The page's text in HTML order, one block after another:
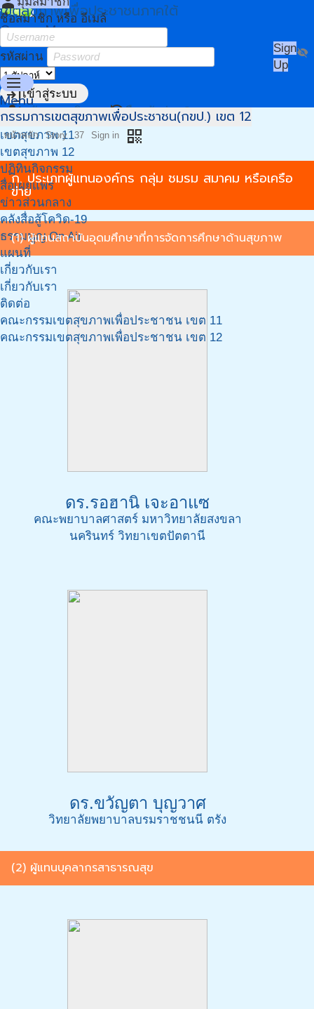
เขตสุขภาพเพื่อประชาชนภาคใต้
Owner Menu
ชื่อสมาชิก หรือ อีเมล์
รหัสผ่าน visibility_off
loginเข้าสู่ระบบ
person_addสมัครสมาชิก restoreลืมรหัสผ่าน?
Sign
Up
menu
Menu
หน้าแรก
เขตสุขภาพ 11
เขตสุขภาพ 12
ปฏิทินกิจกรรม
สื่อเผยแพร่
ข่าวส่วนกลาง
คลังสื่อสู้โควิด-19
ธรรมนูญ On Air
แผนที่
เกี่ยวกับเรา
เกี่ยวกับเรา
ติดต่อ
คณะกรรมเขตสุขภาพเพื่อประชาชน เขต 11
คณะกรรมเขตสุขภาพเพื่อประชาชน เขต 12
กรรมการเขตสุขภาพเพื่อประชาชน(กขป.) เขต 12
หน้าหลัก Story 37 Sign in qr_code
ก. ประเภทผู้แทนองค์กร กลุ่ม ชมรม สมาคม หรือเครือ
ข่าย
(1) ผู้แทนสถาบันอุดมศึกษาที่การจัดการศึกษาด้านสุขภาพ
ดร.รอฮานิ เจะอาแซ
คณะพยาบาลศาสตร์ มหาวิทยาลัยสงขลา
นครินทร์ วิทยาเขตปัตตานี
ดร.ขวัญตา บุญวาศ
วิทยาลัยพยาบาลบรมราชชนนี ตรัง
(2) ผู้แทนบุคลากรสาธารณสุข